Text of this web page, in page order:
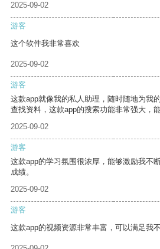
2025-09-02
游客
这个软件我非常喜欢
2025-09-02
游客
这款app就像我的私人助理，随时随地为我
查找资料，这款app的搜索功能非常强大，
2025-09-02
游客
这款app的学习氛围很浓厚，能够激励我不
成绩。
2025-09-02
游客
这款app的视频资源非常丰富，可以满足我